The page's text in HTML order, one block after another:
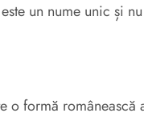
un nume unic și
o formă